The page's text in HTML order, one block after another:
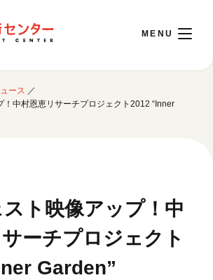
業
ビリティ
ース ／
！中村恩恵リサーチプロジェクト2012 “Inner
ト映像アップ！中
ーチプロジェクト
Garden”